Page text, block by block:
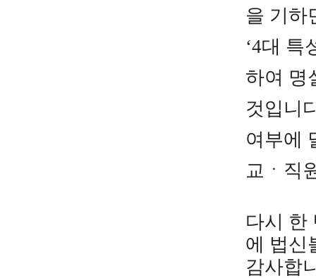
을 기하
‘4대 특
하여 명
것입니
여부에
교ㆍ직
다시 한
에 법신
감사합